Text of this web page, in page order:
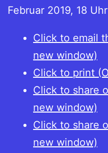
Februar 2019, 18 Uhr
Click to email
new window)
Click to print
Click to share
new window)
Click to share
new window)